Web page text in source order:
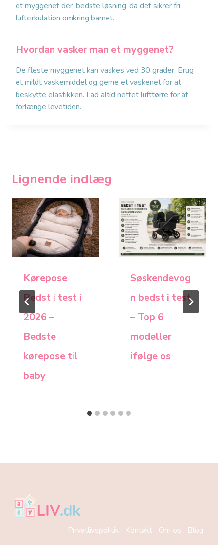
et myggenet den bedste løsning, da det sikrer fri
luftcirkulation omkring barnet.
Hvordan vasker man et myggenet?
De fleste myggenet kan vaskes ved 30 grader. Brug
et mildt vaskemiddel og gerne et vaskenet for at
beskytte elastikken. Lad altid nettet lufttørre for at
forlænge levetiden.
Lignende indlæg
Kørepose
Bedst i test i
2026 –
Bedste
kørepose til
baby
Søskendevog
n bedst i test
– Top 6
modeller
ifølge os
Privatlivspolitik Kontakt Om os Blog